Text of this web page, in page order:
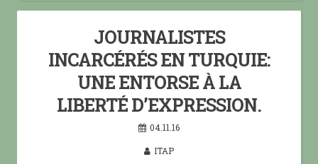
JOURNALISTES
INCARCÉRÉS EN TURQUIE:
UNE ENTORSE À LA
LIBERTÉ D’EXPRESSION.
04.11.16
ITAP